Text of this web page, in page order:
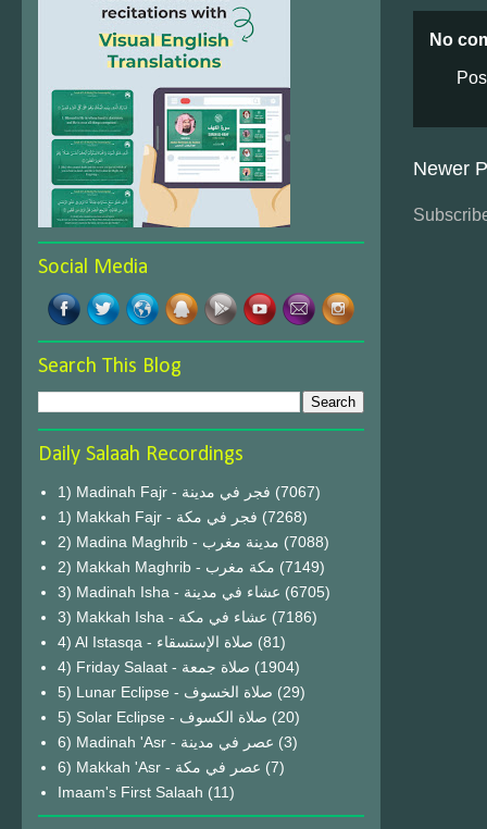
No
Newer
Social Media
Search This Blog
Daily Salaah Recordings
1) Madinah Fajr - فجر في مدينة (7067)
1) Makkah Fajr - فجر في مكة (7268)
2) Madina Maghrib - مدينة مغرب (7088)
2) Makkah Maghrib - مكة مغرب (7149)
3) Madinah Isha - عشاء في مدينة (6705)
3) Makkah Isha - عشاء في مكة (7186)
4) Al Istasqa - صلاة الإستسقاء (81)
4) Friday Salaat - صلاة جمعة (1904)
5) Lunar Eclipse - صلاة الخسوف (29)
(20)
6) Madinah 'Asr - عصر في مدينة (3)
6) Makkah 'Asr - عصر في مكة (7)
Imaam's First Salaah (11)